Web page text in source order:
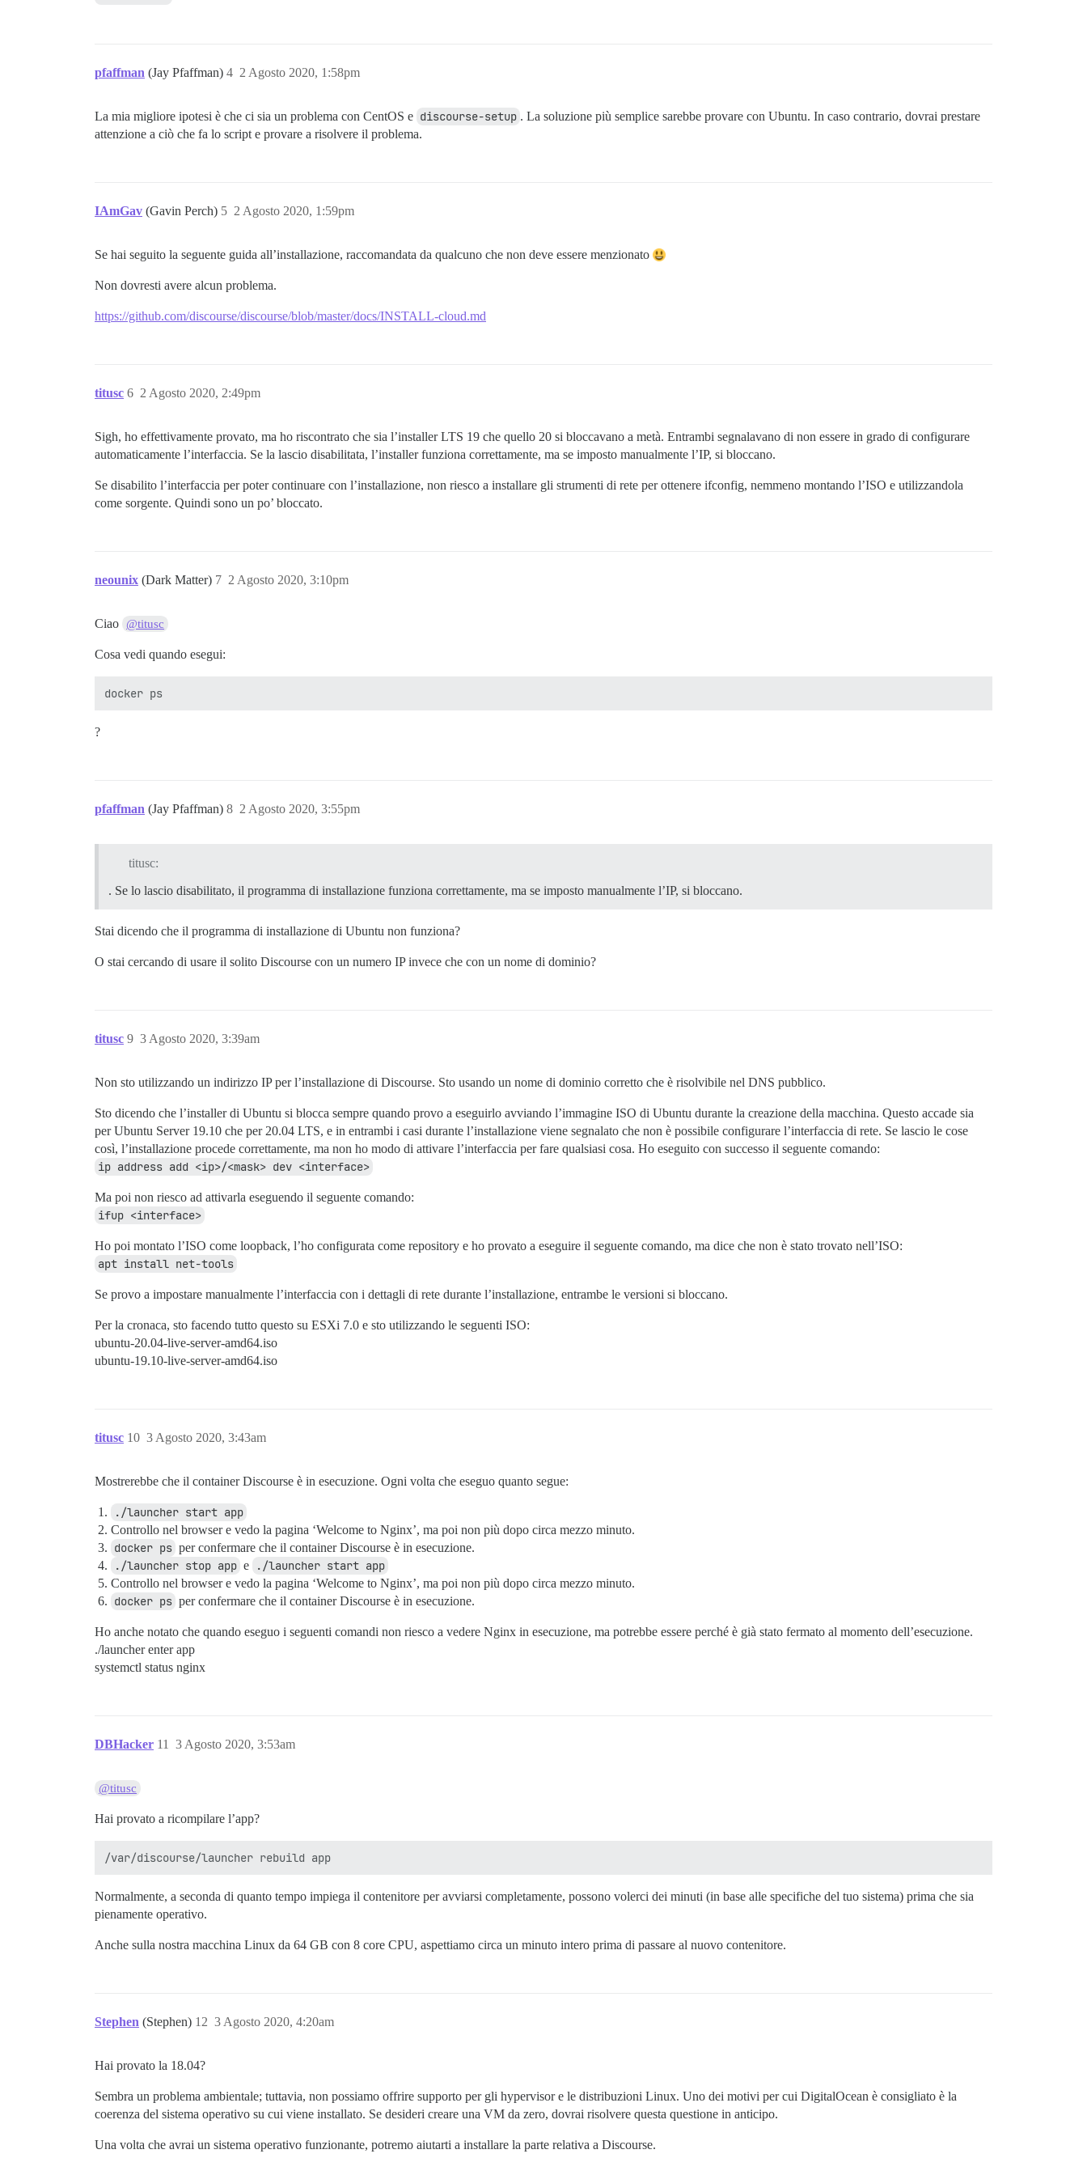
pfaffman (Jay Pfaffman) 2 Agosto 2020, 1:58pm
4
La mia migliore ipotesi è che ci sia un problema con CentOS e discourse-setup . La soluzione più semplice sarebbe provare con Ubuntu. In caso contrario, dovrai prestare
attenzione a ciò che fa lo script e provare a risolvere il problema.
IAmGav (Gavin Perch) 2 Agosto 2020, 1:59pm
5
Se hai seguito la seguente guida all’installazione, raccomandata da qualcuno che non deve essere menzionato
Non dovresti avere alcun problema.
https://github.com/discourse/discourse/blob/master/docs/INSTALL-cloud.md
titusc 2 Agosto 2020, 2:49pm
6
Sigh, ho effettivamente provato, ma ho riscontrato che sia l’installer LTS 19 che quello 20 si bloccavano a metà. Entrambi segnalavano di non essere in grado di configurare
automaticamente l’interfaccia. Se la lascio disabilitata, l’installer funziona correttamente, ma se imposto manualmente l’IP, si bloccano.
Se disabilito l’interfaccia per poter continuare con l’installazione, non riesco a installare gli strumenti di rete per ottenere ifconfig, nemmeno montando l’ISO e utilizzandola
come sorgente. Quindi sono un po’ bloccato.
neounix (Dark Matter) 2 Agosto 2020, 3:10pm
7
Ciao @titusc
Cosa vedi quando esegui:
?
pfaffman (Jay Pfaffman) 2 Agosto 2020, 3:55pm
8
titusc:
. Se lo lascio disabilitato, il programma di installazione funziona correttamente, ma se imposto manualmente l’IP, si bloccano.
Stai dicendo che il programma di installazione di Ubuntu non funziona?
O stai cercando di usare il solito Discourse con un numero IP invece che con un nome di dominio?
titusc 3 Agosto 2020, 3:39am
9
Non sto utilizzando un indirizzo IP per l’installazione di Discourse. Sto usando un nome di dominio corretto che è risolvibile nel DNS pubblico.
Sto dicendo che l’installer di Ubuntu si blocca sempre quando provo a eseguirlo avviando l’immagine ISO di Ubuntu durante la creazione della macchina. Questo accade sia
per Ubuntu Server 19.10 che per 20.04 LTS, e in entrambi i casi durante l’installazione viene segnalato che non è possibile configurare l’interfaccia di rete. Se lascio le cose
così, l’installazione procede correttamente, ma non ho modo di attivare l’interfaccia per fare qualsiasi cosa. Ho eseguito con successo il seguente comando:
ip address add <ip>/<mask> dev <interface>
Ma poi non riesco ad attivarla eseguendo il seguente comando:
ifup <interface>
Ho poi montato l’ISO come loopback, l’ho configurata come repository e ho provato a eseguire il seguente comando, ma dice che non è stato trovato nell’ISO:
apt install net-tools
Se provo a impostare manualmente l’interfaccia con i dettagli di rete durante l’installazione, entrambe le versioni si bloccano.
Per la cronaca, sto facendo tutto questo su ESXi 7.0 e sto utilizzando le seguenti ISO:
ubuntu-20.04-live-server-amd64.iso
ubuntu-19.10-live-server-amd64.iso
titusc 3 Agosto 2020, 3:43am
10
Mostrerebbe che il container Discourse è in esecuzione. Ogni volta che eseguo quanto segue:
./launcher start app
Controllo nel browser e vedo la pagina ‘Welcome to Nginx’, ma poi non più dopo circa mezzo minuto.
docker ps per confermare che il container Discourse è in esecuzione.
./launcher stop app e ./launcher start app
Controllo nel browser e vedo la pagina ‘Welcome to Nginx’, ma poi non più dopo circa mezzo minuto.
docker ps per confermare che il container Discourse è in esecuzione.
Ho anche notato che quando eseguo i seguenti comandi non riesco a vedere Nginx in esecuzione, ma potrebbe essere perché è già stato fermato al momento dell’esecuzione.
./launcher enter app
systemctl status nginx
DBHacker 3 Agosto 2020, 3:53am
11
@titusc
Hai provato a ricompilare l’app?
Normalmente, a seconda di quanto tempo impiega il contenitore per avviarsi completamente, possono volerci dei minuti (in base alle specifiche del tuo sistema) prima che sia
pienamente operativo.
Anche sulla nostra macchina Linux da 64 GB con 8 core CPU, aspettiamo circa un minuto intero prima di passare al nuovo contenitore.
Stephen (Stephen) 3 Agosto 2020, 4:20am
12
Hai provato la 18.04?
Sembra un problema ambientale; tuttavia, non possiamo offrire supporto per gli hypervisor e le distribuzioni Linux. Uno dei motivi per cui DigitalOcean è consigliato è la
coerenza del sistema operativo su cui viene installato. Se desideri creare una VM da zero, dovrai risolvere questa questione in anticipo.
Una volta che avrai un sistema operativo funzionante, potremo aiutarti a installare la parte relativa a Discourse.